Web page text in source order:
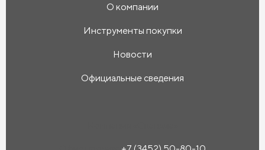
О компании
Инструменты покупки
Новости
Официальные сведения